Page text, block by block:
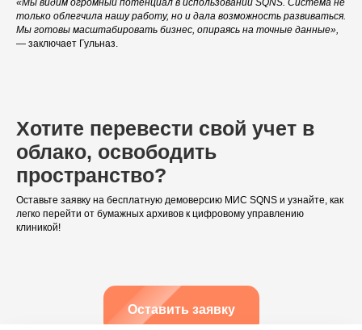
«Мы видим огромный потенциал в использовании SQNS. Система не
только облегчила нашу работу, но и дала возможность развиваться.
Мы готовы масштабировать бизнес, опираясь на точные данные»,
— заключает Гульназ.
Хотите перевести свой учет в
облако, освободить
пространство?
Оставьте заявку на бесплатную демоверсию МИС SQNS и узнайте, как
легко перейти от бумажных архивов к цифровому управлению
клиникой!
Оставить заявку
ООО «Альянс АйТи
Технолоджи»
8 (812) 209 08 12
info@sqns.ru
НАПРАВЛЕНИЯ
09:00 - 18:00
Вебинары
Правовая информация
Политика обработки персональных данных
Лицензионный договор-оферта